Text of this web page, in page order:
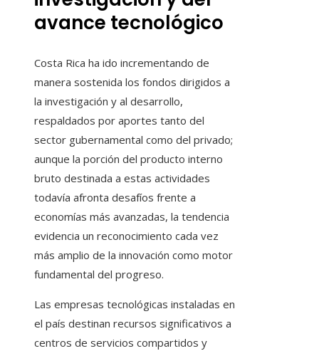
avance tecnológico
Costa Rica ha ido incrementando de
manera sostenida los fondos dirigidos a
la investigación y al desarrollo,
respaldados por aportes tanto del
sector gubernamental como del privado;
aunque la porción del producto interno
bruto destinada a estas actividades
todavía afronta desafíos frente a
economías más avanzadas, la tendencia
evidencia un reconocimiento cada vez
más amplio de la innovación como motor
fundamental del progreso.
Las empresas tecnológicas instaladas en
el país destinan recursos significativos a
centros de servicios compartidos y